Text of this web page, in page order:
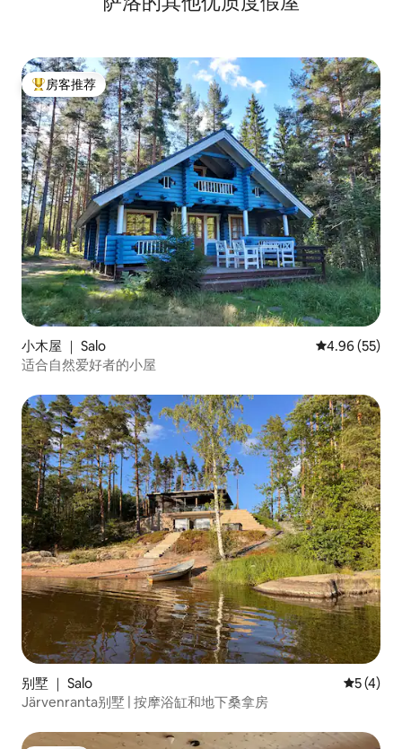
热门「房客推荐」
房客推荐
小木屋 ｜ Salo 平均评分
4.96 (55)
适合自然爱好者的小屋
别墅 ｜ Salo 平均评分
5 (4)
Järvenranta别墅 | 按摩浴缸和地下桑拿房